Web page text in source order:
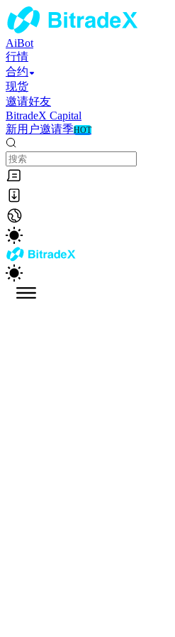
AiBot
行情
合约
现货
邀请好友
BitradeX Capital
新用户邀请季HOT